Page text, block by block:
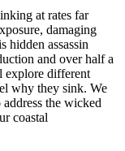
at rates far
damaging
hidden assassin
and over half a
explore different
why they sink. We
the wicked
coastal